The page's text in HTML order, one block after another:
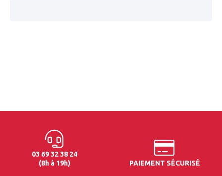
03 69 32 38 24
(8h à 19h)
PAIEMENT SÉCURISÉ